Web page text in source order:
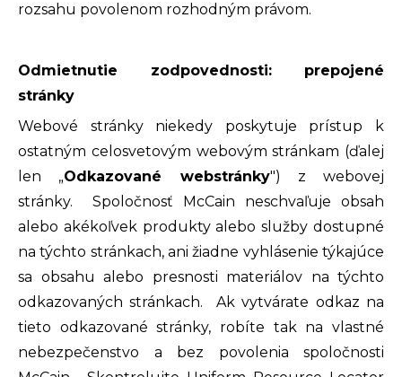
rozsahu povolenom rozhodným právom.
Odmietnutie zodpovednosti: prepojené
stránky
Webové stránky niekedy poskytuje prístup k
ostatným celosvetovým webovým stránkam (ďalej
len „Odkazované webstránky") z webovej
stránky. Spoločnosť McCain neschvaľuje obsah
alebo akékoľvek produkty alebo služby dostupné
na týchto stránkach, ani žiadne vyhlásenie týkajúce
sa obsahu alebo presnosti materiálov na týchto
odkazovaných stránkach. Ak vytvárate odkaz na
tieto odkazované stránky, robíte tak na vlastné
nebezpečenstvo a bez povolenia spoločnosti